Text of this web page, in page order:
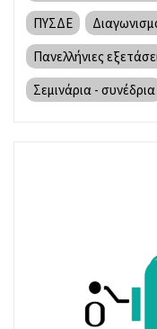
ΠΥΣΔΕ
Πανελλήνιες
Σεμινάρια - συνέδρια